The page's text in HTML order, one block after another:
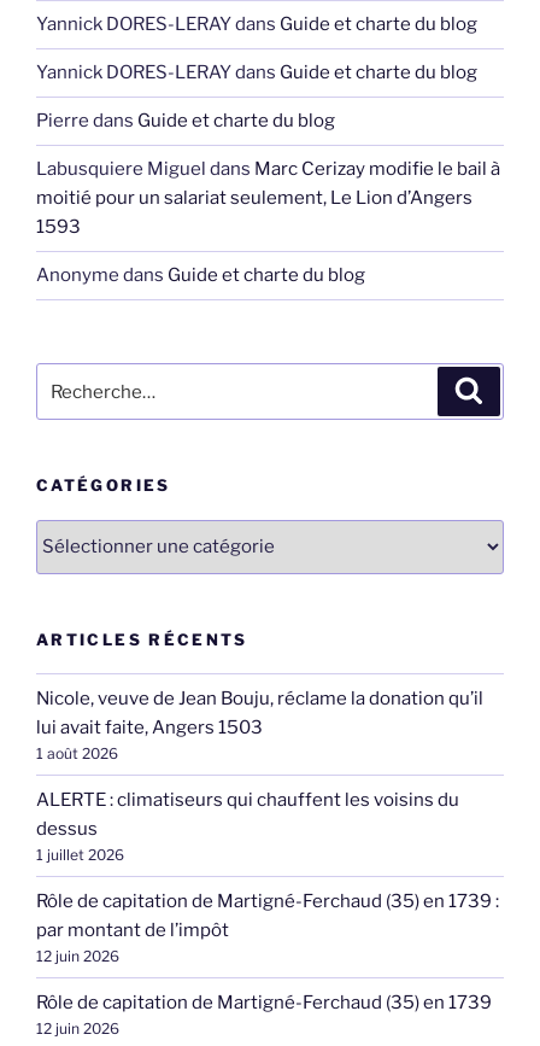
Yannick DORES-LERAYdans Guide et charte du blog
Yannick DORES-LERAYdans Guide et charte du blog
Pierre dans Guide et charte du blog
Labusquiere Miguel dans Marc Cerizay modifie le bail à
moitié pour un salariat seulement, Le Lion d’Angers
1593
Anonyme dans Guide et charte du blog
pour
CATÉGORIES
ARTICLES RÉCENTS
Nicole, veuve de Jean Bouju, réclame la donation qu’il
lui avait faite, Angers 1503
1 août 2026
ALERTE : climatiseurs qui chauffent les voisins du
dessus
1 juillet 2026
Rôle de capitation de Martigné-Ferchaud (35) en 1739 :
par montant de l’impôt
12 juin 2026
Rôle de capitation de Martigné-Ferchaud (35) en 1739
12 juin 2026